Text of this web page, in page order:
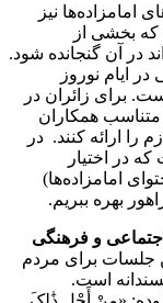
امامزاده‌ها نیز
بخشی از
در آن گنجانده شود.
ایام نوروز
برای زائران در
متناسب همکاران
ارائه کنند. در
در اختیار
امامزاده‌ها)
بهره ببریم.
و فرهنگی
جلسات برای مردم
است.